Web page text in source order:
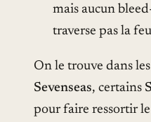
mais aucun
traverse pas la
On le trouve dans les
Sevenseas, certains
pour faire ressortir le